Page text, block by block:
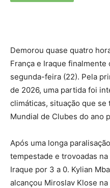
Demorou quase quatro
França e Iraque
segunda-feira (22). Pela
de 2026, uma partida foi
climáticas, situação que
Mundial de Clubes do ano
Após uma longa
tempestade e trovoadas
Iraque por 3 a 0. Kylian
alcançou Miroslav Klose